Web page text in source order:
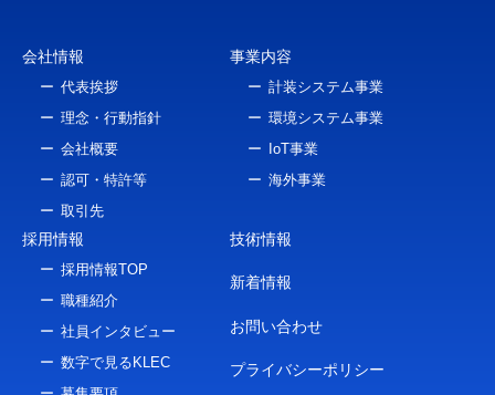
会社情報
代表挨拶
理念・行動指針
会社概要
認可・特許等
取引先
事業内容
計装システム事業
環境システム事業
IoT事業
海外事業
採用情報
採用情報TOP
職種紹介
社員インタビュー
数字で見るKLEC
技術情報
新着情報
お問い合わせ
プライバシーポリシー